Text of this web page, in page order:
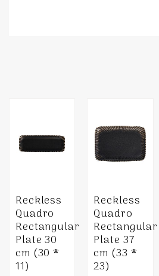
Reckless
Quadro
Rectangular
Plate 30
cm (30 *
11)
Reckless
Quadro
Rectangular
Plate 37
cm (33 *
23)